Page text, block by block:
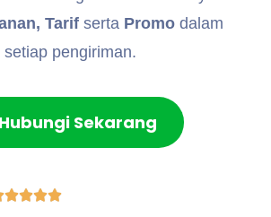
Tarif serta Promodalam
setiap pengiriman.
Sekarang
